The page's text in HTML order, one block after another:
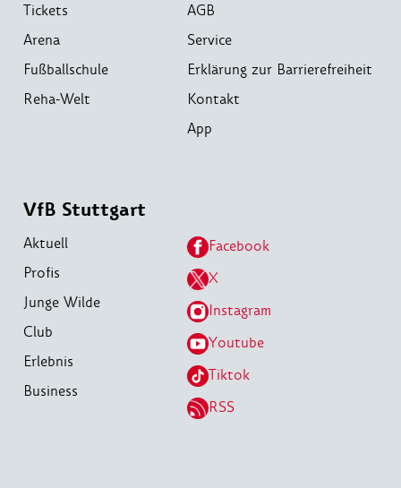
Tickets
Arena
Fußballschule
Reha-Welt
AGB
Service
Erklärung zur Barrierefreiheit
Kontakt
App
VfB Stuttgart
Aktuell
Profis
Junge Wilde
Club
Erlebnis
Business
Facebook
X
Instagram
Youtube
Tiktok
RSS